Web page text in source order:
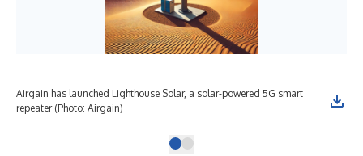
Airgain has launched Lighthouse Solar, a solar-powered 5G smart
repeater (Photo: Airgain)